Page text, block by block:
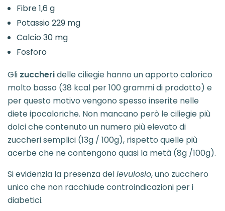
Fibre 1,6 g
Potassio 229 mg
Calcio 30 mg
Fosforo
Gli zuccheridelle ciliegie hanno un apporto calorico
molto basso (38 kcal per 100 grammi di prodotto) e
per questo motivo vengono spesso inserite nelle
diete ipocaloriche. Non mancano però le ciliegie più
dolci che contenuto un numero più elevato di
zuccheri semplici (13g / 100g), rispetto quelle più
acerbe che ne contengono quasi la metà (8g /100g).
Si evidenzia la presenza dellevulosio, uno zucchero
unico che non racchiude controindicazioni per i
diabetici.